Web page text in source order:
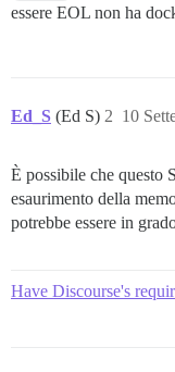
essere EOL non ha
Ed_S (Ed S) 10
2
È possibile che questo
esaurimento della
potrebbe essere in
Have Discourse's